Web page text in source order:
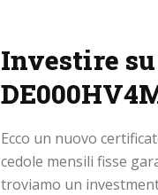
Investire
Ecco un nuovo
cedole mensili fisse
troviamo un